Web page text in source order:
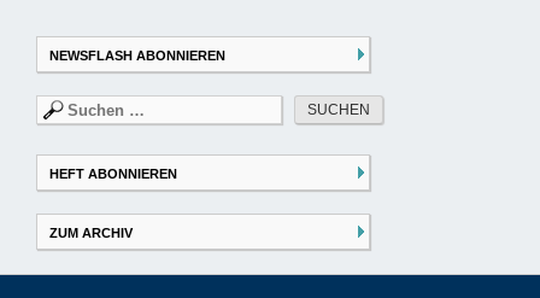
NEWSFLASH ABONNIEREN
Suchen
nach:
HEFT ABONNIEREN
ZUM ARCHIV